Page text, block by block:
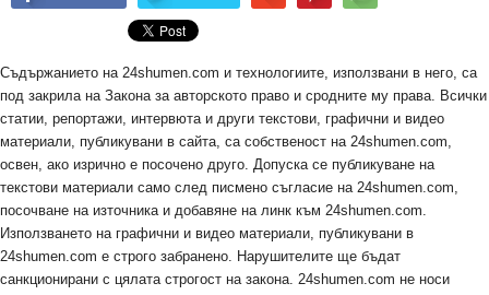
Съдържанието на 24shumen.com и технологиите, използвани в него, са
под закрила на Закона за авторското право и сродните му права. Всички
статии, репортажи, интервюта и други текстови, графични и видео
материали, публикувани в сайта, са собственост на 24shumen.com,
освен, ако изрично е посочено друго. Допуска се публикуване на
текстови материали само след писмено съгласие на 24shumen.com,
посочване на източника и добавяне на линк към 24shumen.com.
Използването на графични и видео материали, публикувани в
24shumen.com е строго забранено. Нарушителите ще бъдат
санкционирани с цялата строгост на закона. 24shumen.com не носи